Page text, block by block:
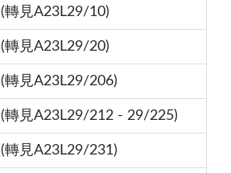
(轉見A23L29/10)
(轉見A23L29/20)
(轉見A23L29/206)
(轉見A23L29/212 - 29/225)
(轉見A23L29/231)